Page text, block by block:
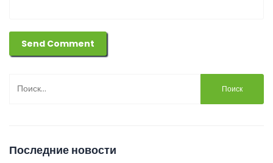
Последние новости